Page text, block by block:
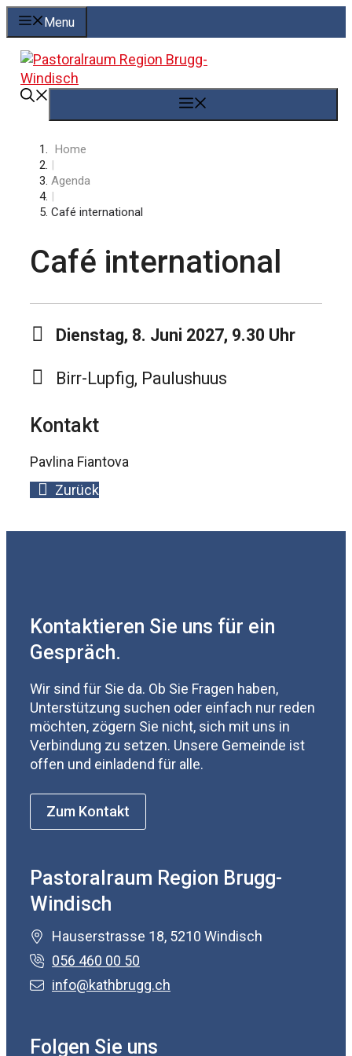
Springe
zum
Inhalt
Menu
Home
|
Agenda
|
Café international
Café international
Dienstag, 8. Juni 2027, 9.30 Uhr
Birr-Lupfig, Paulushuus
Kontakt
Pavlina Fiantova
Zurück
Kontaktieren Sie uns für ein
Gespräch.
Wir sind für Sie da. Ob Sie Fragen haben,
Unterstützung suchen oder einfach nur reden
möchten, zögern Sie nicht, sich mit uns in
Verbindung zu setzen. Unsere Gemeinde ist
offen und einladend für alle.
Zum Kontakt
Pastoralraum Region Brugg-
Windisch
Hauserstrasse 18, 5210 Windisch
056 460 00 50
info@kathbrugg.ch
Folgen Sie uns